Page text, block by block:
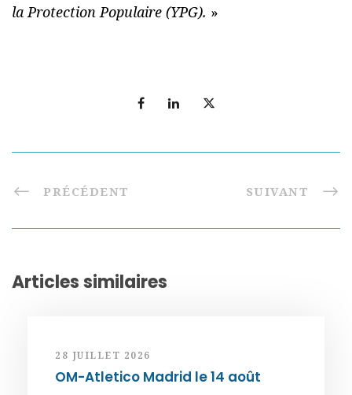
la Protection Populaire (YPG). »
PRÉCÉDENT SUIVANT
Articles similaires
28 JUILLET 2026
OM-Atletico Madrid le 14 août